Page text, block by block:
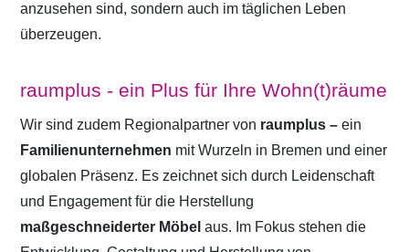
anzusehen sind, sondern auch im täglichen Leben
überzeugen.
raumplus - ein Plus für Ihre Wohn(t)räume
Wir sind zudem Regionalpartner von raumplus – ein
Familienunternehmen mit Wurzeln in Bremen und einer
globalen Präsenz. Es zeichnet sich durch Leidenschaft
und Engagement für die Herstellung
maßgeschneiderter Möbelaus. Im Fokus stehen die